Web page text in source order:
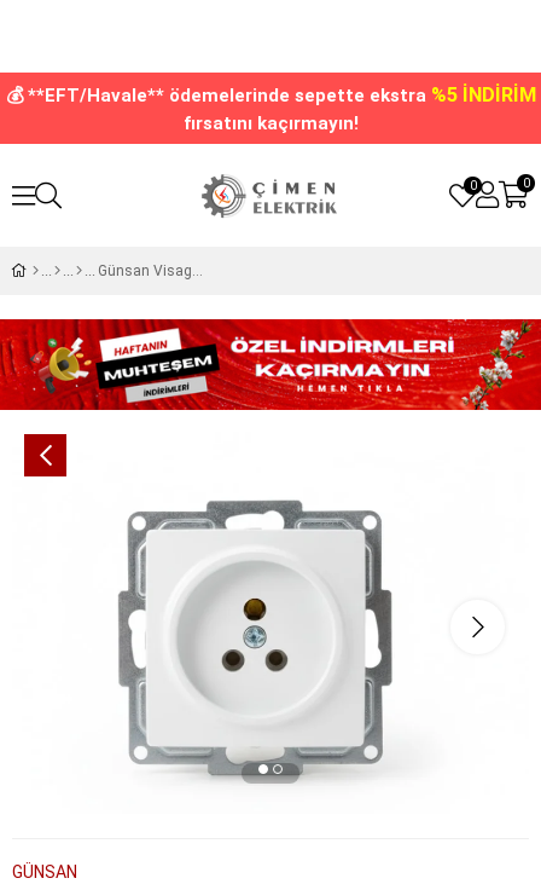
💰 **EFT/Havale** ödemelerinde sepette ekstra %5 İNDİRİM
fırsatını kaçırmayın!
0
0
Günsan Visage Beyaz Telefon Prizi Çerçevesiz
GÜNSAN